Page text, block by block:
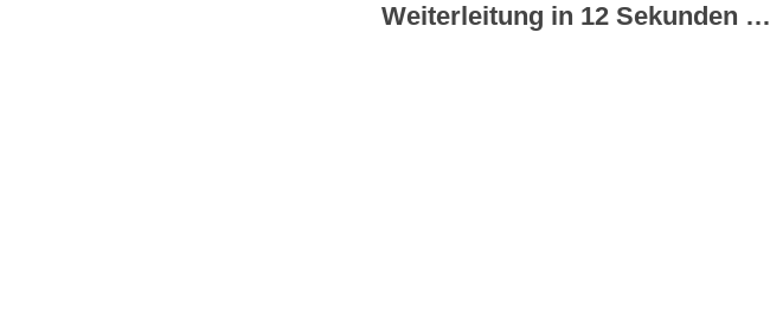
Weiterleitung in 12 Sekunden …